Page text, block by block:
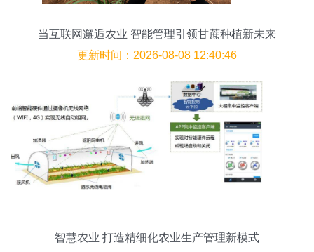
当互联网邂逅农业 智能管理引领甘蔗种植新未来
更新时间：2026-08-08 12:40:46
智慧农业 打造精细化农业生产管理新模式